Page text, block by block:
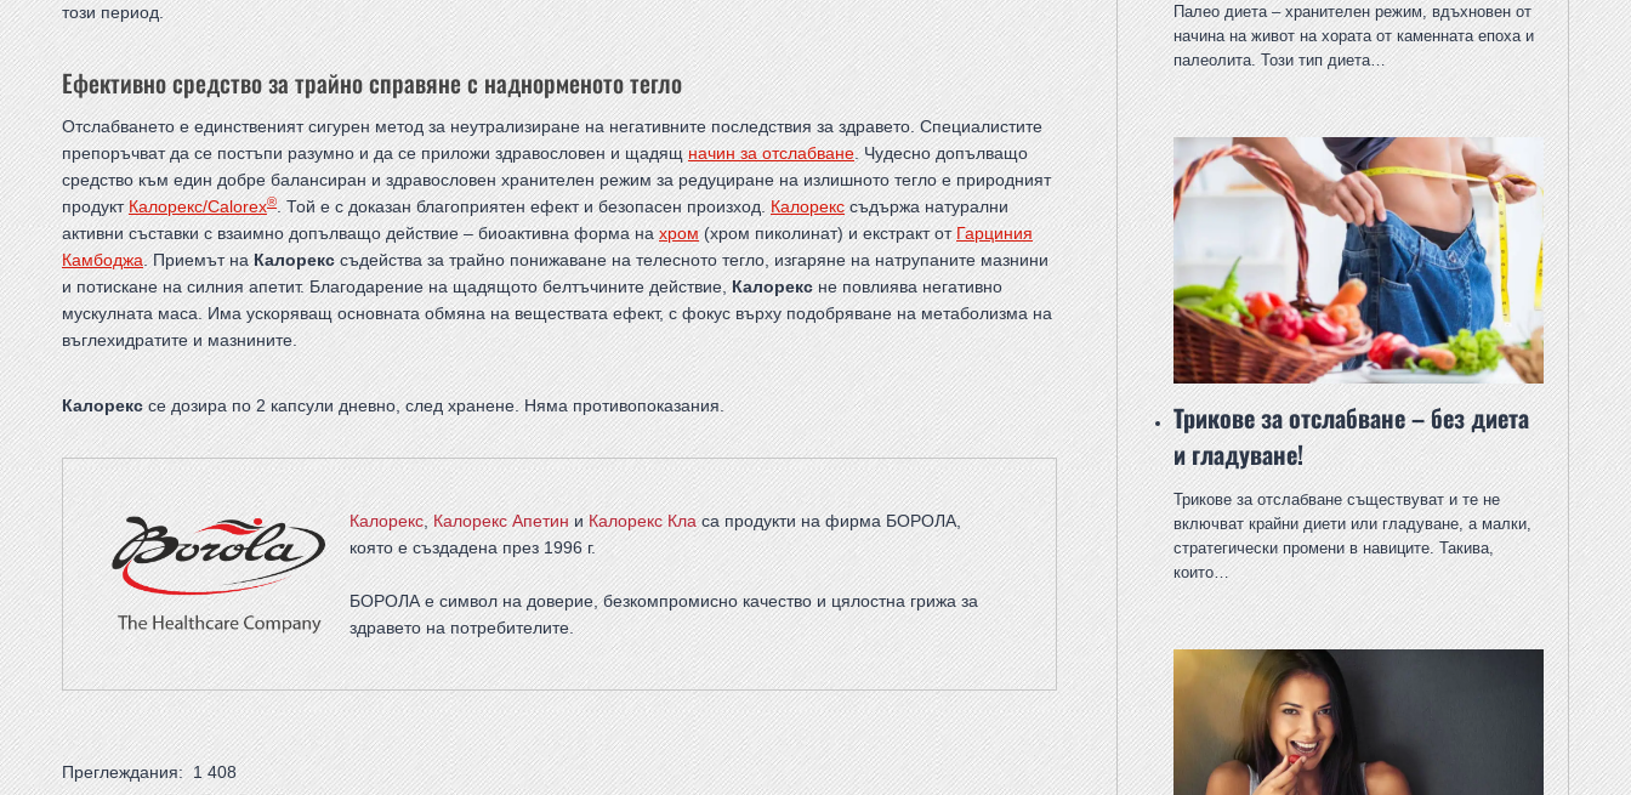
този период.
Ефективно средство за трайно справяне с наднорменото тегло
Отслабването е единственият сигурен метод за неутрализиране на негативните последствия за здравето. Специалистите
препоръчват да се постъпи разумно и да се приложи здравословен и щадящначин за отслабване. Чудесно допълващо
средство към един добре балансиран и здравословен хранителен режим за редуциране на излишното тегло е природният
продуктКалорекс/Calorex®. Той е с доказан благоприятен ефект и безопасен произход. Калорекссъдържа натурални
активни съставки с взаимно допълващо действие – биоактивна форма нахром(хром пиколинат) и екстракт отГарциния
Камбоджа. Приемът наКалорекссъдейства за трайно понижаване на телесното тегло, изгаряне на натрупаните мазнини
и потискане на силния апетит. Благодарение на щадящото белтъчините действие,Калорекс не повлиява негативно
мускулната маса. Има ускоряващ основната обмяна на веществата ефект, с фокус върху подобряване на метаболизма на
въглехидратите и мазнините.
Калорекссе дозира по 2 капсули дневно, след хранене. Няма противопоказания.
Калорекс,Калорекс Апетин иКалорекс Класа продукти на фирмаБОРОЛА,
която е създадена през 1996 г.
БОРОЛА е символ на доверие, безкомпромисно качество и цялостна грижа за
здравето на потребителите.
Преглеждания: 1 408
Палео диета – хранителен режим, вдъхновен от
начина на живот на хората от каменната епоха и
палеолита. Този тип диета…
Трикове за отслабване – без диета
и гладуване!
Трикове за отслабване съществуват и те не
включват крайни диети или гладуване, а малки,
стратегически промени в навиците. Такива,
които…